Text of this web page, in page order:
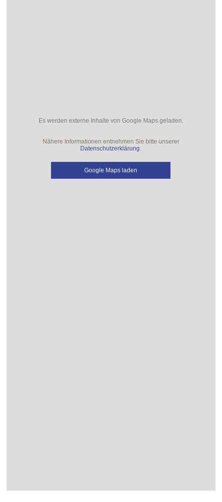
Es werden externe Inhalte von Google Maps geladen.
Nähere Informationen entnehmen Sie bitte unserer
Datenschutzerklärung
Google Maps laden